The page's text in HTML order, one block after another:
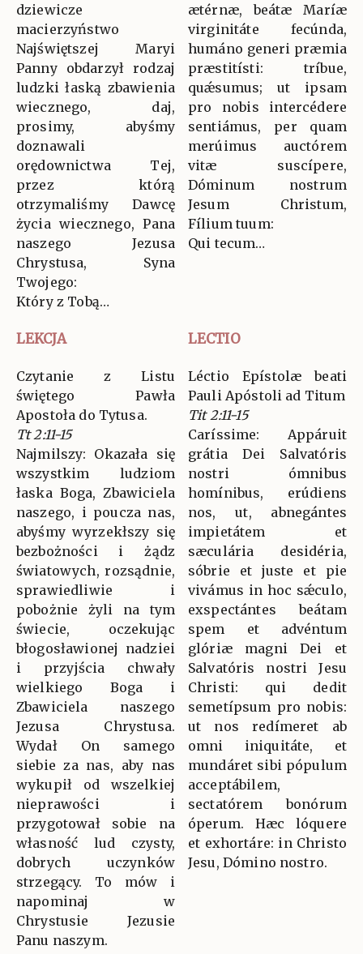
dziewicze
macierzyństwo
Najświętszej Maryi
Panny obdarzył rodzaj
ludzki łaską zbawienia
wiecznego, daj,
prosimy, abyśmy
doznawali
orędownictwa Tej,
przez którą
otrzymaliśmy Dawcę
życia wiecznego, Pana
naszego Jezusa
Chrystusa, Syna
Twojego:
Który z Tobą…
ætérnæ, beátæ Maríæ
virginitáte fecúnda,
humáno generi præmia
præstitísti: tríbue,
quǽsumus; ut ipsam
pro nobis intercédere
sentiámus, per quam
merúimus auctórem
vitæ suscípere,
Dóminum nostrum
Jesum Christum,
Fílium tuum:
Qui tecum…
LEKCJA LECTIO
Czytanie z Listu
świętego Pawła
Apostoła do Tytusa.
Tt 2:11-15
Najmilszy: Okazała się
wszystkim ludziom
łaska Boga, Zbawiciela
naszego, i poucza nas,
abyśmy wyrzekłszy się
bezbożności i żądz
światowych, rozsądnie,
sprawiedliwie i
pobożnie żyli na tym
świecie, oczekując
błogosławionej nadziei
i przyjścia chwały
wielkiego Boga i
Zbawiciela naszego
Jezusa Chrystusa.
Wydał On samego
siebie za nas, aby nas
wykupił od wszelkiej
nieprawości i
przygotował sobie na
własność lud czysty,
dobrych uczynków
strzegący. To mów i
napominaj w
Chrystusie Jezusie
Panu naszym.
Léctio Epístolæ beati
Pauli Apóstoli ad Titum
Tit 2:11-15
Caríssime: Appáruit
grátia Dei Salvatóris
nostri ómnibus
homínibus, erúdiens
nos, ut, abnegántes
impietátem et
sæculária desidéria,
sóbrie et juste et pie
vivámus in hoc sǽculo,
exspectántes beátam
spem et advéntum
glóriæ magni Dei et
Salvatóris nostri Jesu
Christi: qui dedit
semetípsum pro nobis:
ut nos redímeret ab
omni iniquitáte, et
mundáret sibi pópulum
acceptábilem,
sectatórem bonórum
óperum. Hæc lóquere
et exhortáre: in Christo
Jesu, Dómino nostro.